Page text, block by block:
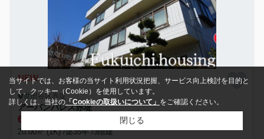
NEW
世田谷区赤堤
アーバンパレス赤堤
6.5 管理/共益費3,000円
20.00㎡ (1K) /築35年 /3階建
当サイトでは、お客様の当サイト利用状況把握、サービス向上検討を目的と
して、クッキー（Cookie）を使用しています。
詳しくは、当社の 「Cookieの取扱いについて」 をご確認ください。
閉じる